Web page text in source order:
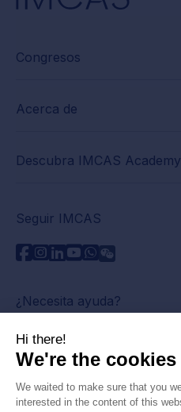
Congresos
Acerca de
Descubra IMCAS Academy
Seguir IMCAS
¿Necesita ayuda?
Contáctenos
Leer preguntas frecuentes